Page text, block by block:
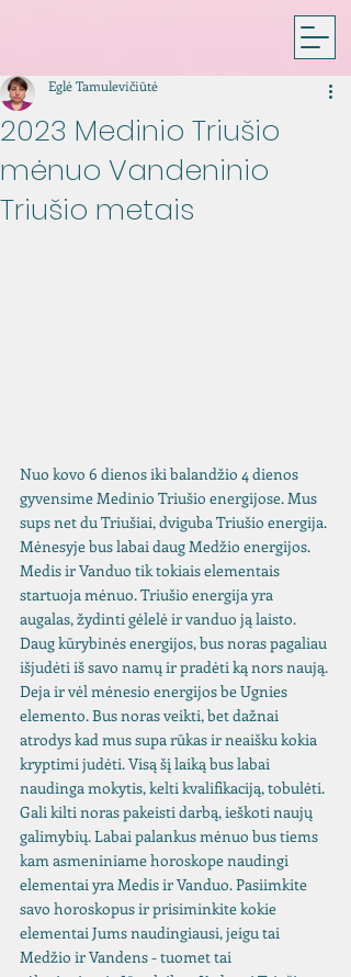
2023 Medinio Triušio
mėnuo Vandeninio
Triušio metais
Eglė Tamulevičiūtė
Nuo kovo 6 dienos iki balandžio 4 dienos
gyvensime Medinio Triušio energijose. Mus
sups net du Triušiai, dviguba Triušio energija.
Mėnesyje bus labai daug Medžio energijos.
Medis ir Vanduo tik tokiais elementais
startuoja mėnuo. Triušio energija yra
augalas, žydinti gėlelė ir vanduo ją laisto.
Daug kūrybinės energijos, bus noras pagaliau
išjudėti iš savo namų ir pradėti ką nors naują.
Deja ir vėl mėnesio energijos be Ugnies
elemento. Bus noras veikti, bet dažnai
atrodys kad mus supa rūkas ir neaišku kokia
kryptimi judėti. Visą šį laiką bus labai
naudinga mokytis, kelti kvalifikaciją, tobulėti.
Gali kilti noras pakeisti darbą, ieškoti naujų
galimybių. Labai palankus mėnuo bus tiems
kam asmeniniame horoskope naudingi
elementai yra Medis ir Vanduo. Pasiimkite
savo horoskopus ir prisiminkite kokie
elementai Jums naudingiausi, jeigu tai
Medžio ir Vandens - tuomet tai